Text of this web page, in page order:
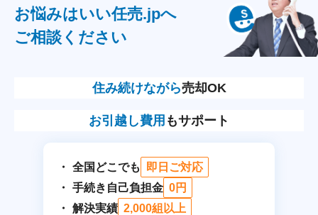
お悩みはいい任売.jpへ
ご相談ください
住み続けながら売却OK
お引越し費用 もサポート
全国どこでも
即日ご対応
手続き自己負担金 0円
解決実績 2,000組以上